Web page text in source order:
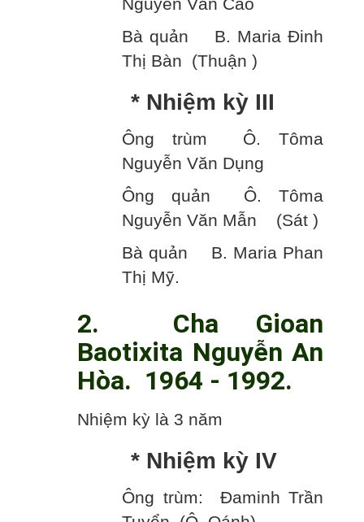
Bà quản B. Maria Đinh
Thị Bàn (Thuận )
* Nhiệm kỳ III
Ông trùm Ô. Tôma
Nguyễn Văn Dụng
Ông quản Ô. Tôma
Nguyễn Văn Mẫn (Sát )
Bà quản B. Maria Phan
Thị Mỹ.
2. Cha Gioan
Baotixita Nguyễn An
Hòa. 1964 - 1992.
Nhiệm kỳ là 3 năm
* Nhiệm kỳ IV
Ông trùm: Đaminh Trần